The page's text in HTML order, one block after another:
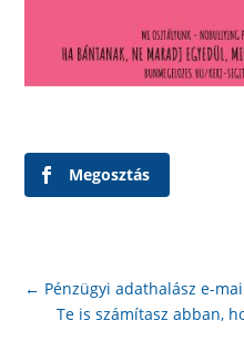
Megosztás
← Pénzügyi adathalász e-
Te is számítasz abban,